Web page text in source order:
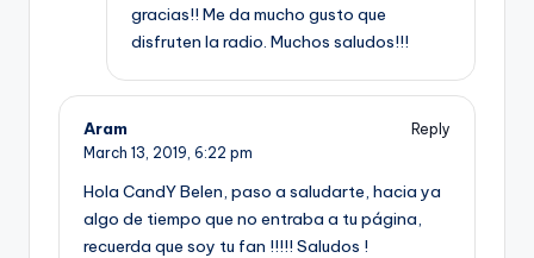
gracias!! Me da mucho gusto que
disfruten la radio. Muchos saludos!!!
Aram
Reply
March 13, 2019, 6:22 pm
Hola CandY Belen, paso a saludarte, hacia ya
algo de tiempo que no entraba a tu página,
recuerda que soy tu fan !!!!! Saludos !